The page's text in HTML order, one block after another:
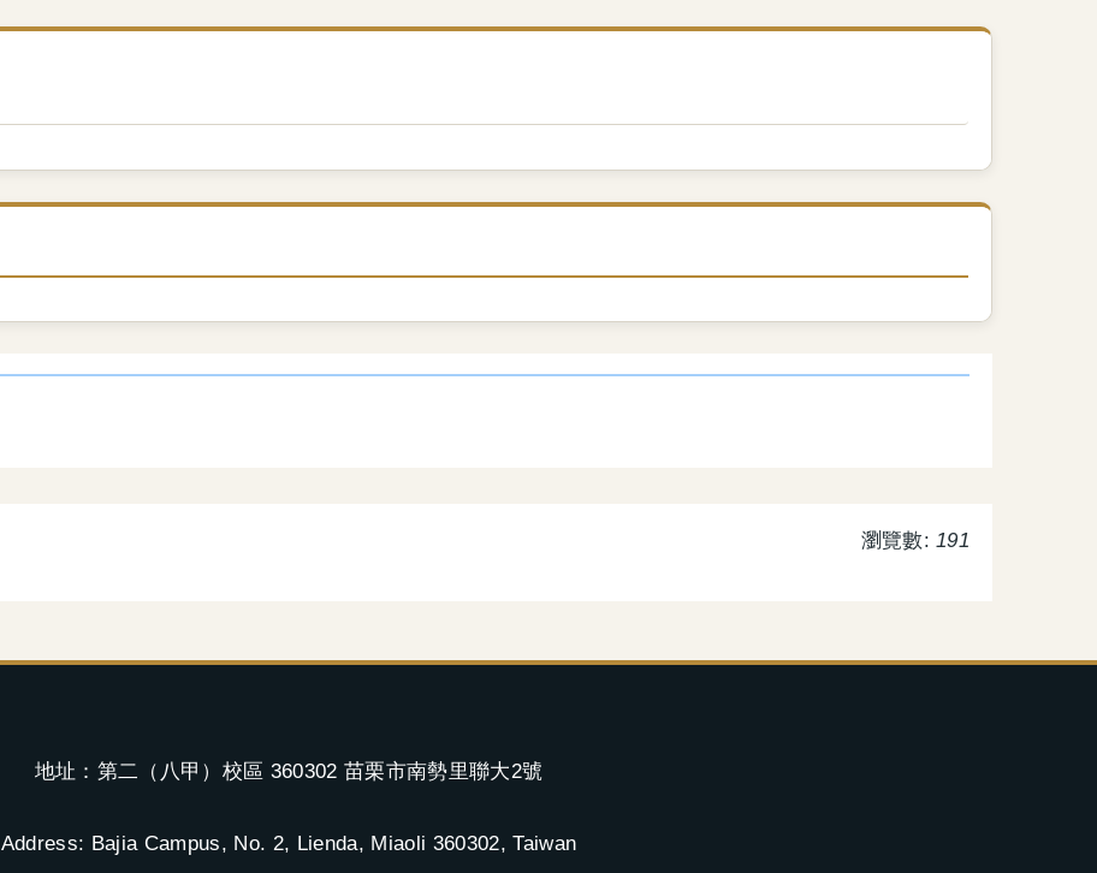
瀏覽數: 191
地址：第二（八甲）校區 360302 苗栗市南勢里聯大2號
Address: Bajia Campus, No. 2, Lienda, Miaoli 360302, Taiwan